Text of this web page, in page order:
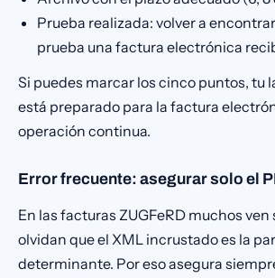
Prueba realizada: volver a
prueba una factura electrónica
Si puedes marcar los cinco puntos, tu
está preparado para la factura
operación continua.
Error frecuente: asegurar solo el
En las facturas ZUGFeRD muchos ven
olvidan que el XML incrustado es la
determinante. Por eso asegura